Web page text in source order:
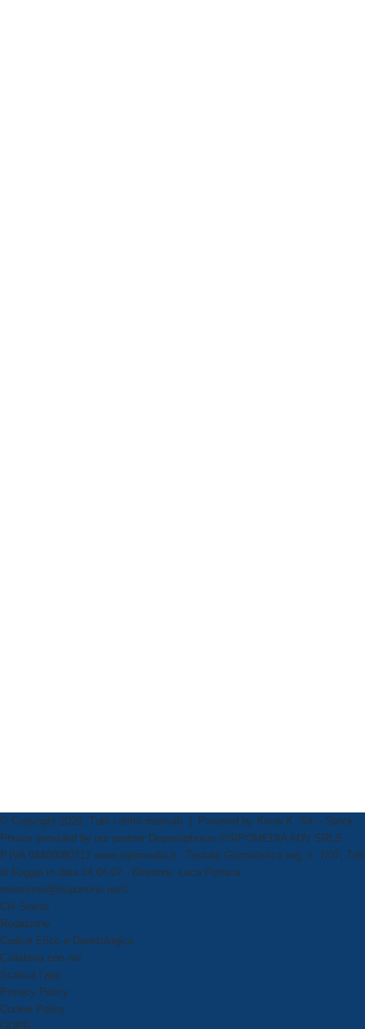
© Copyright 2026, Tutti i diritti riservati | Powered by Know K. Srl -- Stock
Photos provided by our partner Depositphotos ©SIPOMEDIA ADV SRLS
P.IVA 04409080712 www.sipomedia.it - Testata Giornalistica reg. n. 7/07, Trib
di Foggia in data 24.04.07 - Direttore: Luca Pernice
redazione@ilsipontino.net©
Chi Siamo
Redazione
Codice Etico e Deontologico
Collabora con noi
Scarica l’app
Privacy Policy
Cookie Policy
GDPR